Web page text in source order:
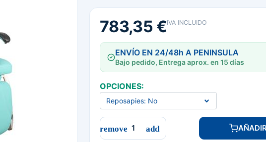
783,35 €IVA INCLUIDO
ENVÍO EN 24/48h A PENINSULA
Bajo pedido, Entrega aprox. en 15 días
OPCIONES: